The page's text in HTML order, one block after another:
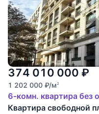
374 010 000 ₽
1 202 000 ₽/м2
6-комн. квартира без
Квартира свободной